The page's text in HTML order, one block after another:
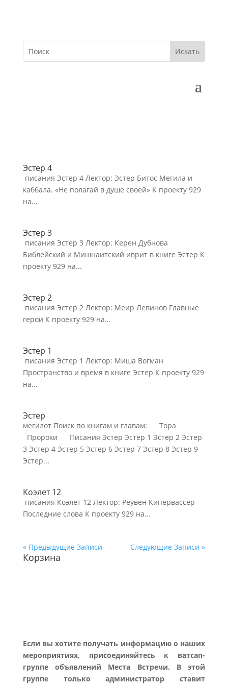
Эстер 4
писания Эстер 4 Лектор: Эстер Битос Мегила и
каббала. «Не полагай в душе своей» К проекту 929
на...
Эстер 3
писания Эстер 3 Лектор: Керен Дубнова
Библейский и Мишнаитский иврит в книге Эстер К
проекту 929 на...
Эстер 2
писания Эстер 2 Лектор: Меир Левинов Главные
герои К проекту 929 на...
Эстер 1
писания Эстер 1 Лектор: Миша Вогман
Пространство и время в книге Эстер К проекту 929
на...
Эстер
мегилот Поиск по книгам и главам: Тора
Пророки Писания Эстер Эстер 1 Эстер 2 Эстер
3 Эстер 4 Эстер 5 Эстер 6 Эстер 7 Эстер 8 Эстер 9
Эстер...
Коэлет 12
писания Коэлет 12 Лектор: Реувен Кипервассер
Последние слова К проекту 929 на...
« Предыдущие Записи Следующие Записи »
Корзина
Если вы хотите получать информацию о наших
мероприятиях, присоединяйтесь к ватсап-
группе объявлений Места Встречи. В этой
группе только администратор ставит